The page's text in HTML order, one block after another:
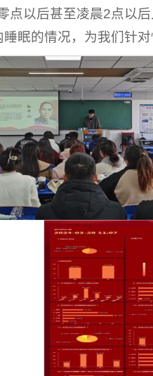
点以后甚至凌晨2点以
眠的情况，为我们针